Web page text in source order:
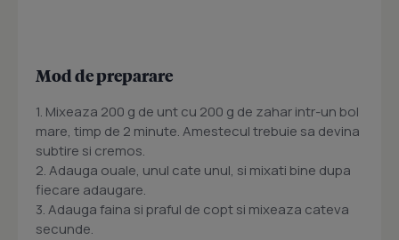
Mod de preparare
1. Mixeaza 200 g de unt cu 200 g de zahar intr-un bol
mare, timp de 2 minute. Amestecul trebuie sa devina
subtire si cremos.
2. Adauga ouale, unul cate unul, si mixati bine dupa
fiecare adaugare.
3. Adauga faina si praful de copt si mixeaza cateva
secunde.